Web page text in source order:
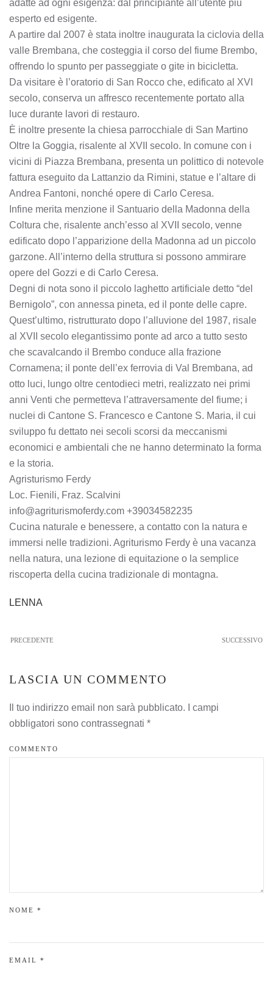
adatte ad ogni esigenza: dal principiante all’utente più
esperto ed esigente.
A partire dal 2007 è stata inoltre inaugurata la ciclovia della
valle Brembana, che costeggia il corso del fiume Brembo,
offrendo lo spunto per passeggiate o gite in bicicletta.
Da visitare è l’oratorio di San Rocco che, edificato al XVI
secolo, conserva un affresco recentemente portato alla
luce durante lavori di restauro.
È inoltre presente la chiesa parrocchiale di San Martino
Oltre la Goggia, risalente al XVII secolo. In comune con i
vicini di Piazza Brembana, presenta un polittico di notevole
fattura eseguito da Lattanzio da Rimini, statue e l’altare di
Andrea Fantoni, nonché opere di Carlo Ceresa.
Infine merita menzione il Santuario della Madonna della
Coltura che, risalente anch’esso al XVII secolo, venne
edificato dopo l’apparizione della Madonna ad un piccolo
garzone. All’interno della struttura si possono ammirare
opere del Gozzi e di Carlo Ceresa.
Degni di nota sono il piccolo laghetto artificiale detto “del
Bernigolo”, con annessa pineta, ed il ponte delle capre.
Quest’ultimo, ristrutturato dopo l’alluvione del 1987, risale
al XVII secolo elegantissimo ponte ad arco a tutto sesto
che scavalcando il Brembo conduce alla frazione
Cornamena; il ponte dell’ex ferrovia di Val Brembana, ad
otto luci, lungo oltre centodieci metri, realizzato nei primi
anni Venti che permetteva l’attraversamente del fiume; i
nuclei di Cantone S. Francesco e Cantone S. Maria, il cui
sviluppo fu dettato nei secoli scorsi da meccanismi
economici e ambientali che ne hanno determinato la forma
e la storia.
Agristurismo Ferdy
Loc. Fienili, Fraz. Scalvini
info@agriturismoferdy.com +39034582235
Cucina naturale e benessere, a contatto con la natura e
immersi nelle tradizioni. Agriturismo Ferdy è una vacanza
nella natura, una lezione di equitazione o la semplice
riscoperta della cucina tradizionale di montagna.
LENNA
PRECEDENTE SUCCESSIVO
LASCIA UN COMMENTO
Il tuo indirizzo email non sarà pubblicato. I campi
obbligatori sono contrassegnati *
COMMENTO
NOME *
EMAIL *